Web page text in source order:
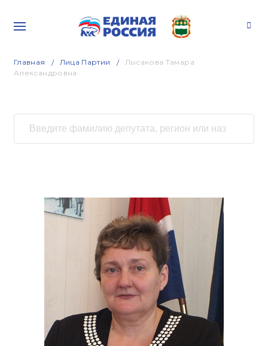
Главная Лица Партии
Лысакова Тамара
Александровна